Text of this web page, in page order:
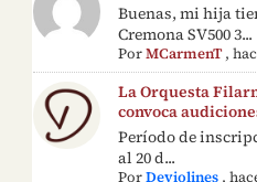
Buenas, mi hija
Cremona SV500 3...
PorMCarmenT,
La Orquesta
convoca
Período de
al 20 d...
PorDeviolines ,